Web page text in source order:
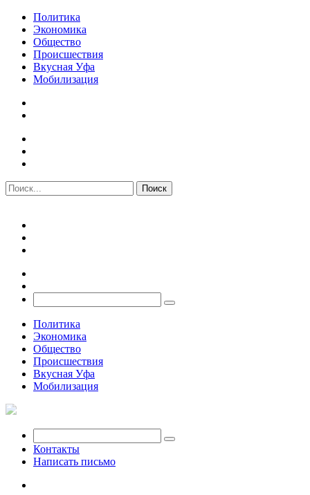
Политика
Экономика
Общество
Происшествия
Вкусная Уфа
Мобилизация
Политика
Экономика
Общество
Происшествия
Вкусная Уфа
Мобилизация
Контакты
Написать письмо